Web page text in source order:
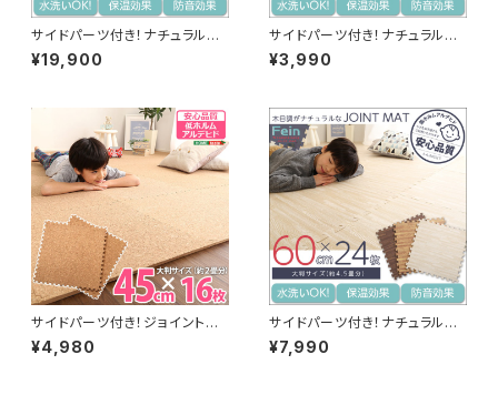
サイドパーツ付き！ナチュラルな
木目調ジョイントマット 64枚セ
ット(大判60cm）安心の低ホル
¥19,900
サイドパーツ付き！ナチュラルな
木目調ジョイントマット 8枚セッ
ト(大判60cm）安心の低ホルム
¥3,990
サイドパーツ付き！ジョイントコ
ルクマット 16枚セット(大判45c
m）安心の低ホルムアルデヒド、
¥4,980
サイドパーツ付き！ナチュラルな
木目調ジョイントマット 24枚セ
ット(大判60cm）安心の低ホル
¥7,990